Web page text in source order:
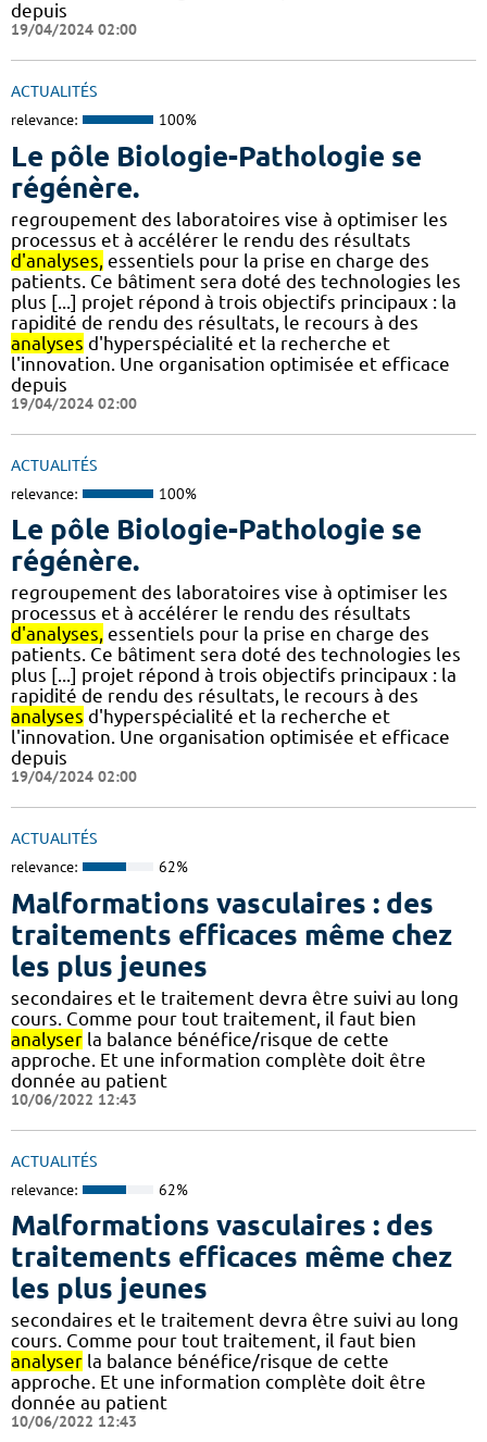
depuis
19/04/2024 02:00
ACTUALITÉS
relevance: 100%
Le pôle Biologie-Pathologie se
régénère.
regroupement des laboratoires vise à optimiser les
processus et à accélérer le rendu des résultats
d'analyses, essentiels pour la prise en charge des
patients. Ce bâtiment sera doté des technologies les
plus [...] projet répond à trois objectifs principaux : la
rapidité de rendu des résultats, le recours à des
analyses d'hyperspécialité et la recherche et
l'innovation. Une organisation optimisée et efficace
depuis
19/04/2024 02:00
ACTUALITÉS
relevance: 100%
Le pôle Biologie-Pathologie se
régénère.
regroupement des laboratoires vise à optimiser les
processus et à accélérer le rendu des résultats
d'analyses, essentiels pour la prise en charge des
patients. Ce bâtiment sera doté des technologies les
plus [...] projet répond à trois objectifs principaux : la
rapidité de rendu des résultats, le recours à des
analyses d'hyperspécialité et la recherche et
l'innovation. Une organisation optimisée et efficace
depuis
19/04/2024 02:00
ACTUALITÉS
relevance: 62%
Malformations vasculaires : des
traitements efficaces même chez
les plus jeunes
secondaires et le traitement devra être suivi au long
cours. Comme pour tout traitement, il faut bien
analyser la balance bénéfice/risque de cette
approche. Et une information complète doit être
donnée au patient
10/06/2022 12:43
ACTUALITÉS
relevance: 62%
Malformations vasculaires : des
traitements efficaces même chez
les plus jeunes
secondaires et le traitement devra être suivi au long
cours. Comme pour tout traitement, il faut bien
analyser la balance bénéfice/risque de cette
approche. Et une information complète doit être
donnée au patient
10/06/2022 12:43